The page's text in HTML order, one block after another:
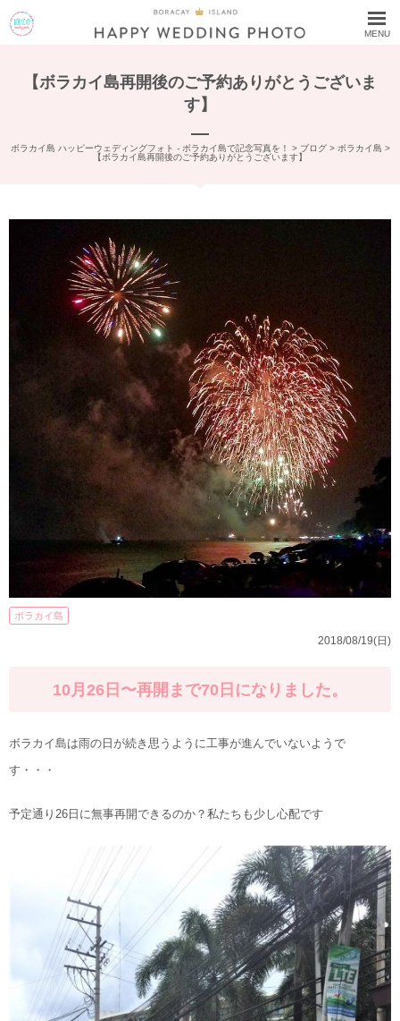
MENU
【ボラカイ島再開後のご予約ありがとうございま
す】
ボラカイ島 ハッピーウェディングフォト - ボラカイ島で記念写真を！ > ブログ> ボラカイ島 >
【ボラカイ島再開後のご予約ありがとうございます】
ボラカイ島
2018/08/19(日)
10月26日〜再開まで70日になりました。
ボラカイ島は雨の日が続き思うように工事が進んでいないようで
す・・・
予定通り26日に無事再開できるのか？私たちも少し心配です